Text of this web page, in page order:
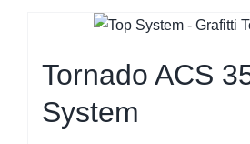
Tornado ACS
System